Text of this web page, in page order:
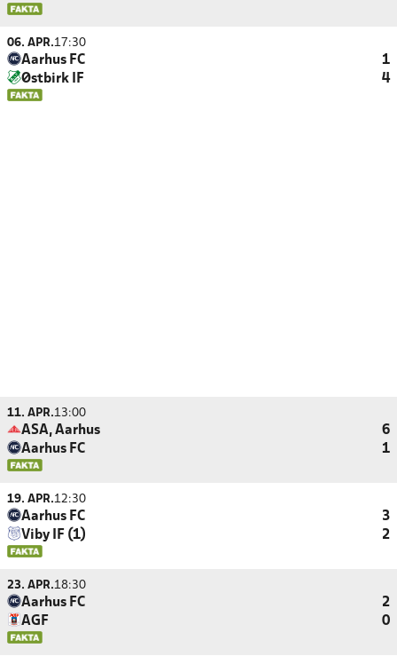
06. APR.17:30
Aarhus FC
1
Østbirk IF
4
11. APR.13:00
ASA, Aarhus
6
Aarhus FC
1
19. APR.12:30
Aarhus FC
3
Viby IF (1)
2
23. APR.18:30
Aarhus FC
2
AGF
0